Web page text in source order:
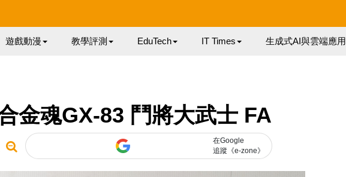
遊戲動漫 教學評測 EduTech IT Times 生成式AI與雲端應用
金魂GX-83 鬥將大武士 FA
在Google
追蹤《e-zone》